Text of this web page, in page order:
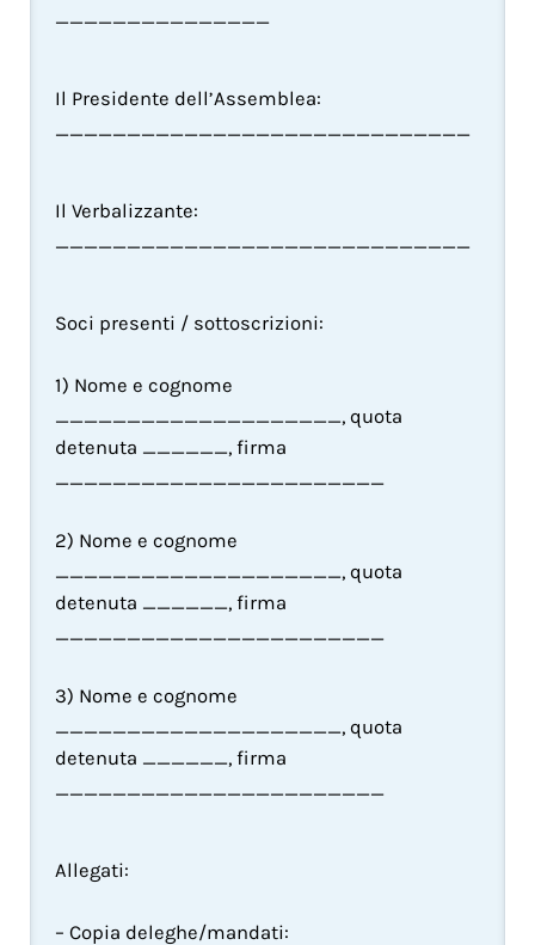
_______________
Il Presidente dell’Assemblea:
_____________________________
Il Verbalizzante:
_____________________________
Soci presenti / sottoscrizioni:
1) Nome e cognome
____________________, quota
detenuta ______, firma
_______________________
2) Nome e cognome
____________________, quota
detenuta ______, firma
_______________________
3) Nome e cognome
____________________, quota
detenuta ______, firma
_______________________
Allegati:
– Copia deleghe/mandati: